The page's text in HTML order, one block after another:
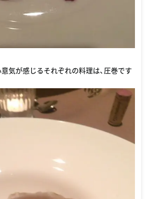
気が感じるそれぞれの料理は、圧巻です